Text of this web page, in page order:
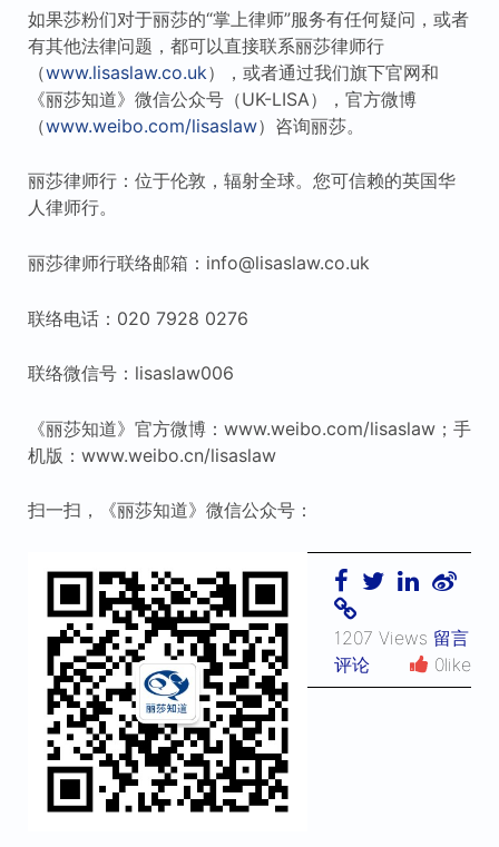
如果莎粉们对于丽莎的“掌上律师”服务有任何疑问，或者
有其他法律问题，都可以直接联系丽莎律师行
（www.lisaslaw.co.uk），或者通过我们旗下官网和
《丽莎知道》微信公众号（UK-LISA），官方微博
（www.weibo.com/lisaslaw）咨询丽莎。
丽莎律师行：位于伦敦，辐射全球。您可信赖的英国华
人律师行。
丽莎律师行联络邮箱：info@lisaslaw.co.uk
联络电话：020 7928 0276
联络微信号：lisaslaw006
《丽莎知道》官方微博：www.weibo.com/lisaslaw；手
机版：www.weibo.cn/lisaslaw
扫一扫，《丽莎知道》微信公众号：
1207 Views 留言
评论
0like